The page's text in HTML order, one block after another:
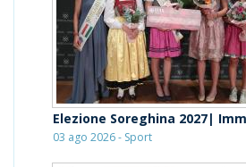
Elezione Soreghina 2027|
03 ago 2026 - Sport